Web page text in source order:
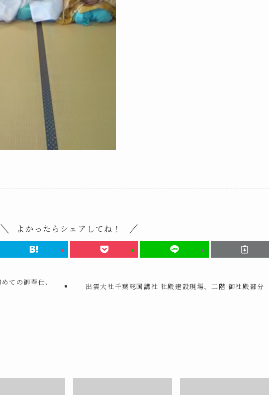
よかったらシェアしてね！
ての御奉仕、
出雲大社千葉総国講社 社殿建設現場、二階 御社殿部分